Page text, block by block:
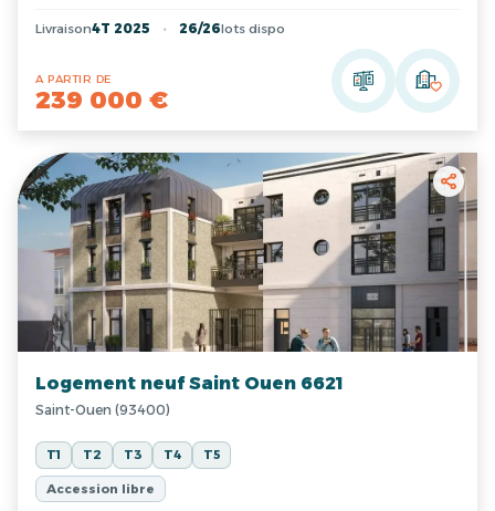
Livraison4T 2025 26/26lots dispo
A PARTIR DE
239 000 €
Logement neuf Saint Ouen 6621
Saint-Ouen (93400)
T1 T2 T3 T4 T5
Accession libre